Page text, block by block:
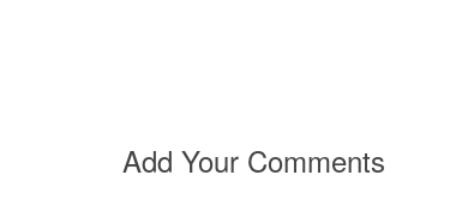
Add Your Comments